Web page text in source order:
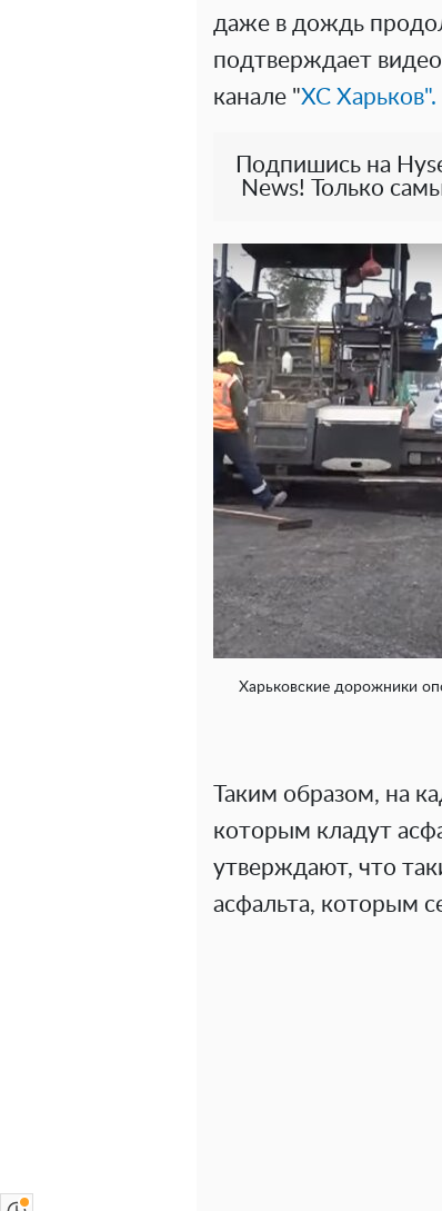
даже в дождь
подтверждает
канале "ХС Харьков".
Подпишись на
News! Только
Харьковские дорожники
Таким образом, на
которым кладут
утверждают, что
асфальта, которым